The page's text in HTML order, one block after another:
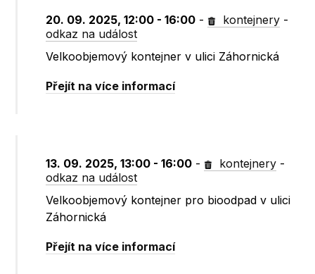
20. 09. 2025, 12:00 - 16:00 - kontejnery -
odkaz na událost
Velkoobjemový kontejner v ulici Záhornická
Přejít na více informací
13. 09. 2025, 13:00 - 16:00 - kontejnery -
odkaz na událost
Velkoobjemový kontejner pro bioodpad v ulici
Záhornická
Přejít na více informací